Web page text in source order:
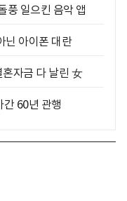
풍 일으킨 음악 앱
닌 아이폰 대란
자금 다 날린 女
60년 관행